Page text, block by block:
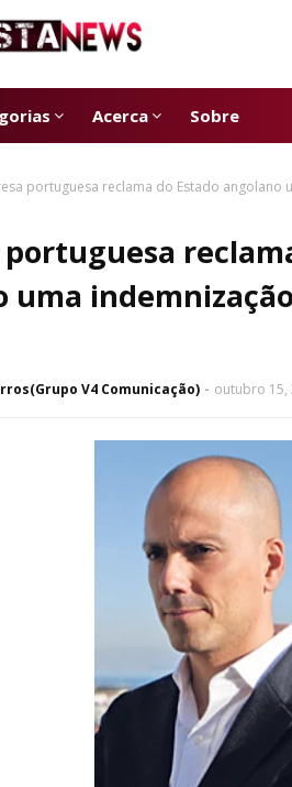
Acerca Sobre
portuguesa reclama do Estado angolano
portuguesa
uma
V4 Comunicação) outubro 15,